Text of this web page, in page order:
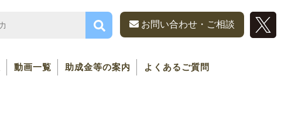
お問い合わせ・ご相談
動画一覧 助成金等の案内 よくあるご質問